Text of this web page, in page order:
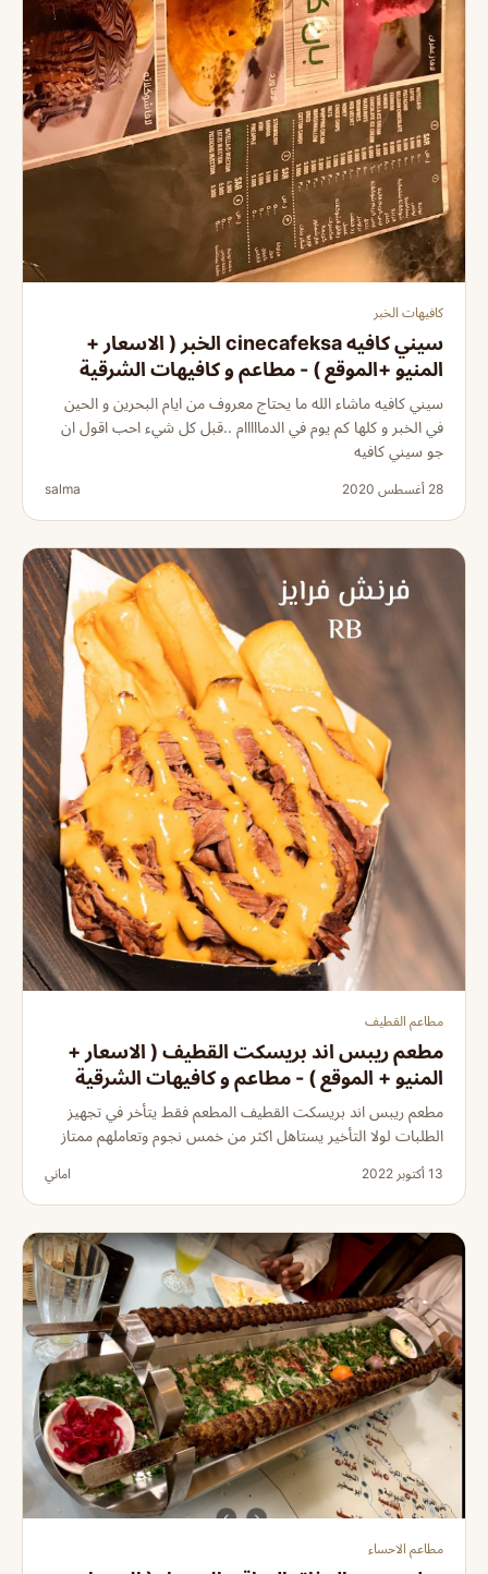
كافيهات الخبر
سيني كافيه cinecafeksa الخبر ( الاسعار +
المنيو +الموقع ) - مطاعم و كافيهات الشرقية
سيني كافيه ماشاء الله ما يحتاج معروف من ايام البحرين و الحين
في الخبر و كلها كم يوم في الدمااااام ..قبل كل شيء احب اقول ان
جو سيني كافيه
28 أغسطس 2020 salma
مطاعم القطيف
مطعم ريبس اند بريسكت القطيف ( الاسعار +
المنيو + الموقع ) - مطاعم و كافيهات الشرقية
مطعم ريبس اند بريسكت القطيف المطعم فقط يتأخر في تجهيز
الطلبات لولا التأخير يستاهل اكثر من خمس نجوم وتعاملهم ممتاز
13 أكتوبر 2022 اماني
مطاعم الاحساء